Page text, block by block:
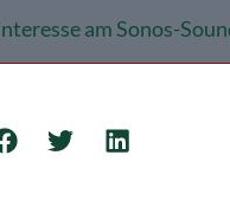
am Sonos-